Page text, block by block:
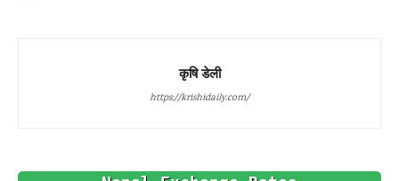
कृषि डेली
https://krishidaily.com/